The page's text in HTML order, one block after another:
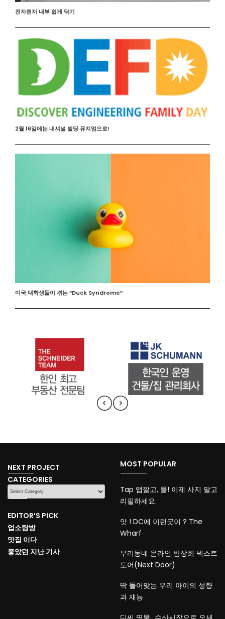
전자랜지 내부 쉽게 닦기
2월 16일에는 내셔널 빌딩 뮤지엄으로!
미국 대학생들이 겪는 “Duck Syndrome”
NEXT PROJECT
CATEGORIES
CATEGORIES
EDITOR’S PICK
업소탐방
맛집 이다
좋았던 지난 기사
MOST POPULAR
Tap 앱깔고, 물! 이제 사지 말고
리필하세요.
앗 ! DC에 이런곳이 ? The
Wharf
우리동네 온라인 반상회 넥스트
도어(Next Door)
딱 들어맞는 우리 아이의 성향
과 재능